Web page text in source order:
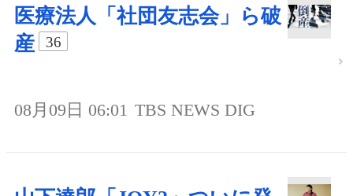
医療法人「社団友志会」ら破
産
36
08月09日 06:01 TBS NEWS DIG